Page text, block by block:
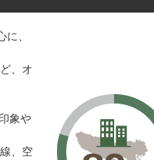
、
、オ
象や
、空